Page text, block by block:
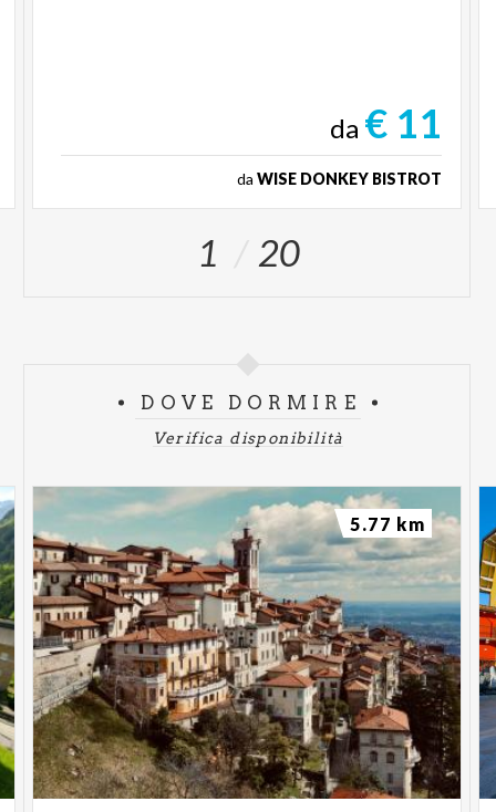
da € 11
da WISE DONKEY BISTROT
1 20
DOVE DORMIRE
Verifica disponibilità
5.77 km